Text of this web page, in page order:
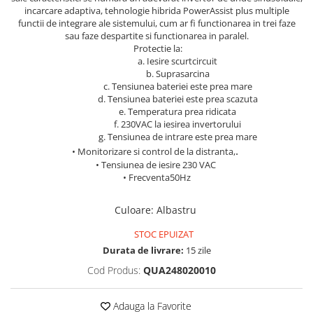
Sisteme de stocare energie
LiFePO4
Pachete complete stocare energie
Sisteme de Stocare Comerciale
Sisteme fotovoltaice complete
Sisteme fotovoltaice de putere
mica (rulota/caravan/case de
Sisteme fotovoltaice profesionale
Pachete sisteme fotovoltaice
Cabluri de incarcare vehicule
incarcare adaptiva, tehnologie hibrida PowerAssist plus multiple
functii de integrare ale sistemului, cum ar fi functionarea in trei faze
sau faze despartite si functionarea in paralel.
Protectie la:
a. Iesire scurtcircuit
b. Suprasarcina
c. Tensiunea bateriei este prea mare
d. Tensiunea bateriei este prea scazuta
e. Temperatura prea ridicata
f. 230VAC la iesirea invertorului
g. Tensiunea de intrare este prea mare
• Monitorizare si control de la distranta,.
• Tensiunea de iesire 230 VAC
• Frecventa50Hz
Culoare: Albastru
STOC EPUIZAT
Durata de livrare: 15 zile
Cod Produs: QUA248020010
Adauga la Favorite